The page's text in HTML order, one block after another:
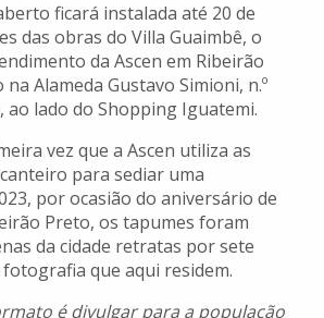
ficará instalada até 20 de
das obras do Villa Guaimbê, o
da Ascen em Ribeirão
Alameda Gustavo Simioni, n.º
ao lado do Shopping Iguatemi.
vez que a Ascen utiliza as
para sediar uma
por ocasião do aniversário de
Preto, os tapumes foram
da cidade retratas por sete
que aqui residem.
é divulgar para a população